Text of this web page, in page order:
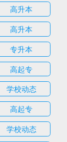
高升本
高升本
专升本
高起专
学校动态
高起专
学校动态